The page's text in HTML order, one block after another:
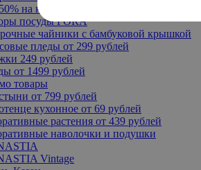
на ковры
посуды FORA
чайники с бамбуковой крышкой
пледы от 299 рублей
249 рублей
от 1499 рублей
товары
от 799 рублей
кухонное от 69 рублей
растения от 439 рублей
наволочки и подушки
Vintage